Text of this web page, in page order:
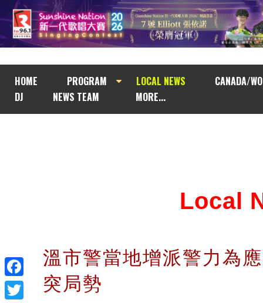
HOME PROGRAM LOCAL NEWS
CANADA/
DJ
NEWS TEAM MORE...
Facebook
Local
溫市警當地增派警力為
突局勢